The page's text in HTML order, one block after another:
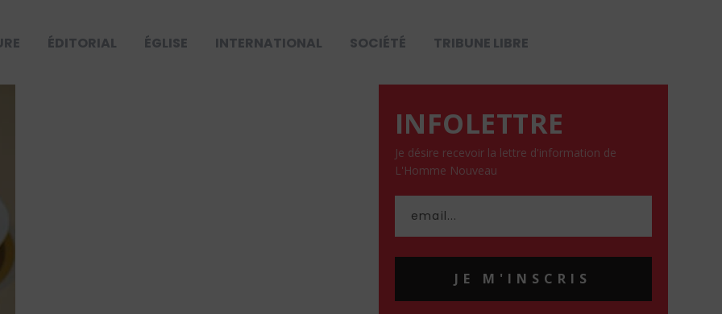
ÉDITORIAL ÉGLISE INTERNATIONAL SOCIÉTÉ TRIBUNE LIBRE
INFOLETTRE
Je désire recevoir la lettre d'information de
L'Homme Nouveau
JE M'INSCRIS